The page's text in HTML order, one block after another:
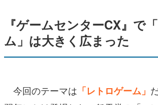
『ゲームセンターCX』で
ム」は大きく広まった
今回のテーマは 「レトロゲーム」